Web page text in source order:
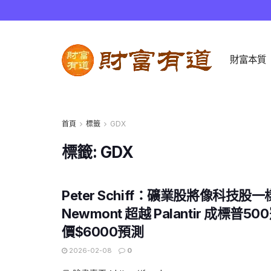
財富本質
首頁 標籤 GDX
標籤: GDX
Peter Schiff：礦業股將像科技股一
Newmont 超越 Palantir 成標普500
價$6000預測
2026-02-08 0